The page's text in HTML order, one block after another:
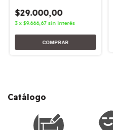
$29.000,00
3 x $9.666,67 sin interés
Catálogo